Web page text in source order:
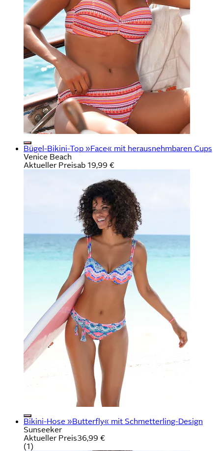
Bügel-Bikini-Top »Face« mit herausnehmbaren Cups
Venice Beach
Aktueller Preisab 19,99 €
Bikini-Hose »Butterfly« mit Schmetterling-Design
Sunseeker
Aktueller Preis36,99 €
(1)